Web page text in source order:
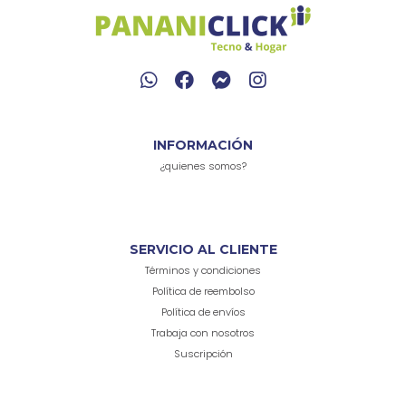
INFORMACIÓN
¿quienes somos?
SERVICIO AL CLIENTE
Términos y condiciones
Política de reembolso
Política de envíos
Trabaja con nosotros
Suscripción